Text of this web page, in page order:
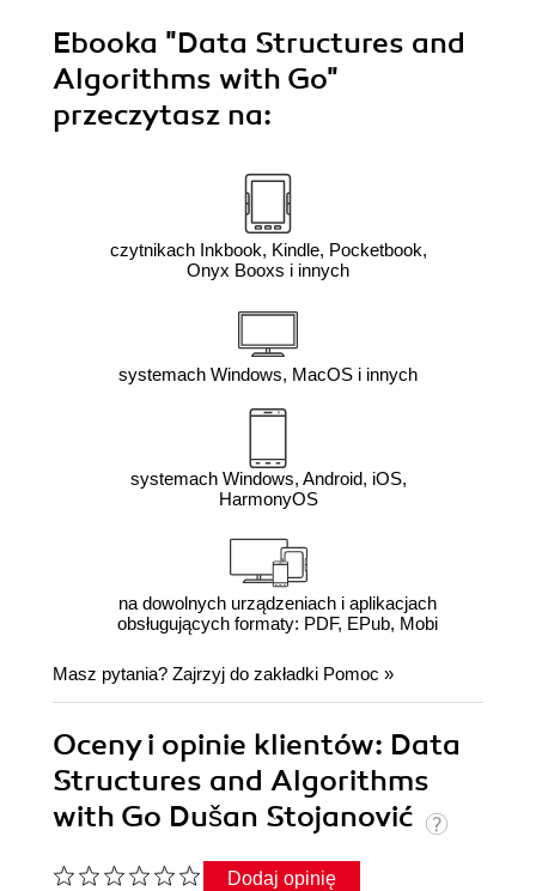
Ebooka "Data Structures and
Algorithms with Go"
przeczytasz na:
czytnikach Inkbook, Kindle, Pocketbook,
Onyx Booxs i innych
systemach Windows, MacOS i innych
systemach Windows, Android, iOS,
HarmonyOS
na dowolnych urządzeniach i aplikacjach
obsługujących formaty: PDF, EPub, Mobi
Masz pytania? Zajrzyj do zakładki Pomoc »
Oceny i opinie klientów: Data
Structures and Algorithms
with Go Dušan Stojanović
Dodaj opinię